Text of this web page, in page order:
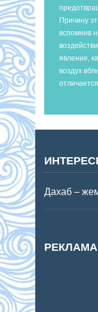
Причину
вспомнив
явление,
воздух
Дахаб –
РЕКЛАМА